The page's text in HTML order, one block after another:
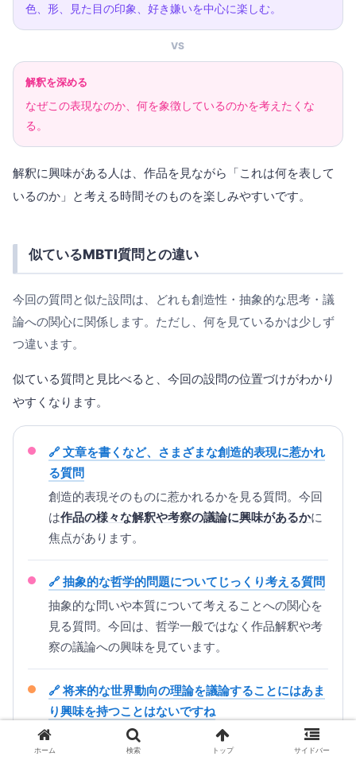
色、形、見た目の印象、好き嫌いを中心に楽しむ。
VS
解釈を深める
なぜこの表現なのか、何を象徴しているのかを考えたくな
る。
解釈に興味がある人は、作品を見ながら「これは何を表して
いるのか」と考える時間そのものを楽しみやすいです。
似ているMBTI質問との違い
今回の質問と似た設問は、どれも創造性・抽象的な思考・議
論への関心に関係します。ただし、何を見ているかは少しず
つ違います。
似ている質問と見比べると、今回の設問の位置づけがわかり
やすくなります。
文章を書くなど、さまざまな創造的表現に惹かれ
る質問
創造的表現そのものに惹かれるかを見る質問。今回
は作品の様々な解釈や考察の議論に興味があるかに
焦点があります。
抽象的な哲学的問題についてじっくり考える質問
抽象的な問いや本質について考えることへの関心を
見る質問。今回は、哲学一般ではなく作品解釈や考
察の議論への興味を見ています。
将来的な世界動向の理論を議論することにはあま
り興味を持つことはないですね
理論的な議論への関心を見る質問。今回は、世界動
向ではなく
クリエイティブな作品の解釈に関する議
ホーム 検索 トップ サイドバー